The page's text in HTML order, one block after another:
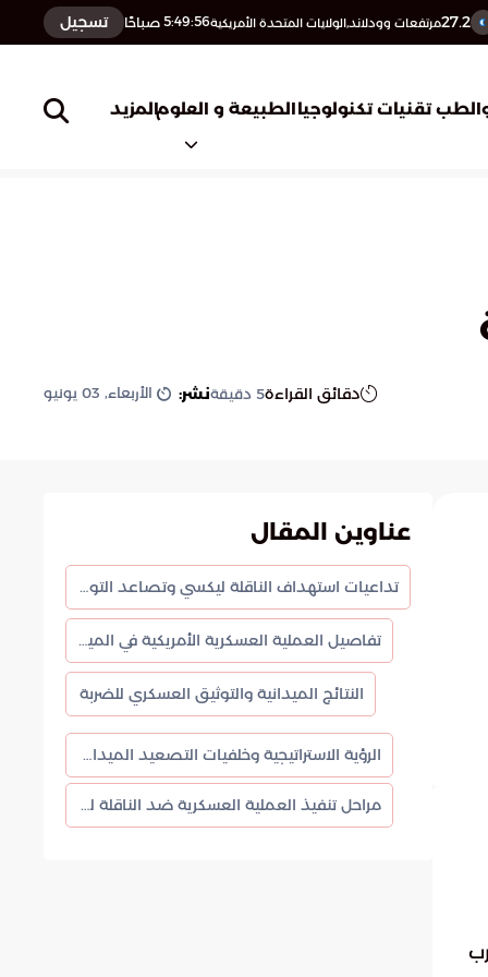
27.2مرتفعات وودلاند,الولايات المتحدة الأمريكية5:49:57 صباحًا تسجيل
تقنيات تكنولوجياالطبيعة و العلومالمزيد
دقائق القراءة5 دقيقةنشر: الأربعاء, 03 يونيو
عناوين المقال
تداعيات استهداف الناقلة ليكسي وتصاعد التوترات البحرية في المنطقة
تفاصيل العملية العسكرية الأمريكية في المياه الإقليمية
النتائج الميدانية والتوثيق العسكري للضربة
الرؤية الاستراتيجية وخلفيات التصعيد الميداني
مراحل تنفيذ العملية العسكرية ضد الناقلة ليكسي